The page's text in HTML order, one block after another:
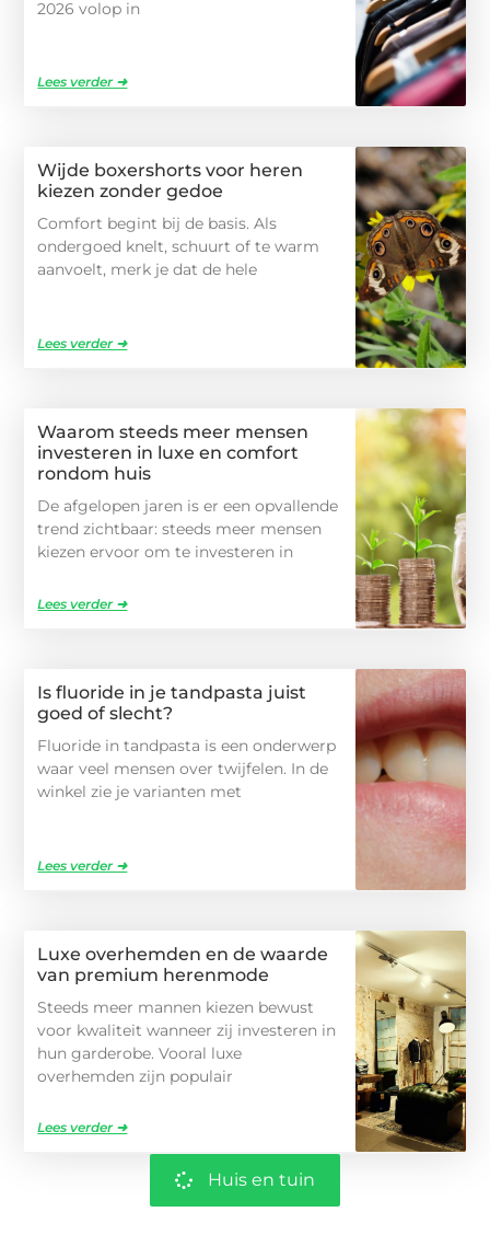
2026 volop in
Lees verder ➜
Wijde boxershorts voor heren
kiezen zonder gedoe
Comfort begint bij de basis. Als
ondergoed knelt, schuurt of te warm
aanvoelt, merk je dat de hele
Lees verder ➜
Waarom steeds meer mensen
investeren in luxe en comfort
rondom huis
De afgelopen jaren is er een opvallende
trend zichtbaar: steeds meer mensen
kiezen ervoor om te investeren in
Lees verder ➜
Is fluoride in je tandpasta juist
goed of slecht?
Fluoride in tandpasta is een onderwerp
waar veel mensen over twijfelen. In de
winkel zie je varianten met
Lees verder ➜
Luxe overhemden en de waarde
van premium herenmode
Steeds meer mannen kiezen bewust
voor kwaliteit wanneer zij investeren in
hun garderobe. Vooral luxe
overhemden zijn populair
Lees verder ➜
Huis en tuin